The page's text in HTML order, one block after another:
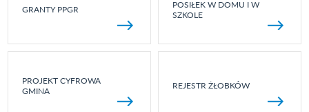
GRANTY PPGR
POSIŁEK W DOMU I W
SZKOLE
PROJEKT CYFROWA
GMINA
REJESTR ŻŁOBKÓW